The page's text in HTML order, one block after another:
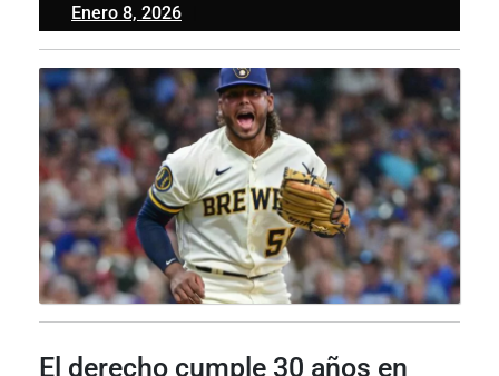
Enero 8, 2026Enero
8,
2026
El derecho cumple 30 años en